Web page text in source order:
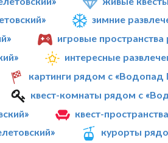
зимние
игровые
интересные
картинги рядом с «Водопад
квест-комнаты рядом с
квест-
курорты